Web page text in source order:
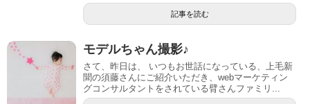
記事を読む
モデルちゃん撮影♪
さて、昨日は、 いつもお世話になっている、上毛新
聞の須藤さんにご紹介いただき、webマーケティン
グコンサルタントをされている臂さんファミリ...